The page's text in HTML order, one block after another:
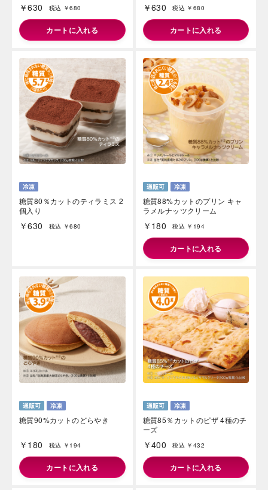
￥630 税込 ￥680
カートに入れる
￥630 税込 ￥680
カートに入れる
糖質80％カットのティラミス 2
個入り
￥630 税込 ￥680
糖質88%カットのプリン キャ
ラメルナッツクリーム
￥180 税込 ￥194
カートに入れる
糖質90%カットのどらやき
￥180 税込 ￥194
カートに入れる
糖質85％カットのピザ 4種のチ
ーズ
￥400 税込 ￥432
カートに入れる
岳や末広がりを意味す
やつ時」という意味を込
る、こだわりのスイー
さい。
Indonesia
Singapore
Malaysia
Hong Kong
Thailand
Vietnam